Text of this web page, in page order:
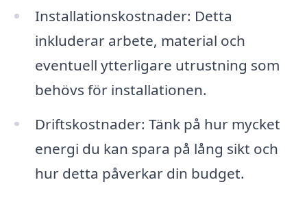
Installationskostnader: Detta
inkluderar arbete, material och
eventuell ytterligare utrustning som
behövs för installationen.
Driftskostnader: Tänk på hur mycket
energi du kan spara på lång sikt och
hur detta påverkar din budget.